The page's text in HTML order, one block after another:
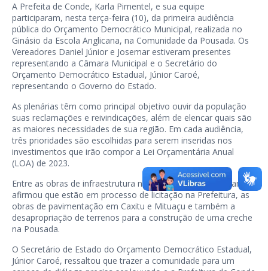
A Prefeita de Conde, Karla Pimentel, e sua equipe
participaram, nesta terça-feira (10), da primeira audiência
pública do Orçamento Democrático Municipal, realizada no
Ginásio da Escola Anglicana, na Comunidade da Pousada. Os
Vereadores Daniel Júnior e Josemar estiveram presentes
representando a Câmara Municipal e o Secretário do
Orçamento Democrático Estadual, Júnior Caroé,
representando o Governo do Estado.
As plenárias têm como principal objetivo ouvir da população
suas reclamações e reivindicações, além de elencar quais são
as maiores necessidades de sua região. Em cada audiência,
três prioridades são escolhidas para serem inseridas nos
investimentos que irão compor a Lei Orçamentária Anual
(LOA) de 2023.
Entre as obras de infraestrutura na região 1, a Prefeita Karla
afirmou que estão em processo de licitação na Prefeitura, as
obras de pavimentação em Caxitu e Mituaçu e também a
desapropriação de terrenos para a construção de uma creche
na Pousada.
O Secretário de Estado do Orçamento Democrático Estadual,
Júnior Caroé, ressaltou que trazer a comunidade para um